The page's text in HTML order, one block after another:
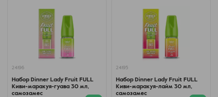
24196
Набор Dinner Lady Fruit FULL
Киви-маракуя-гуава 30 мл,
самозамес
24195
Набор Dinner Lady Fruit FULL
Киви-маракуя-лайм 30 мл,
самозамес